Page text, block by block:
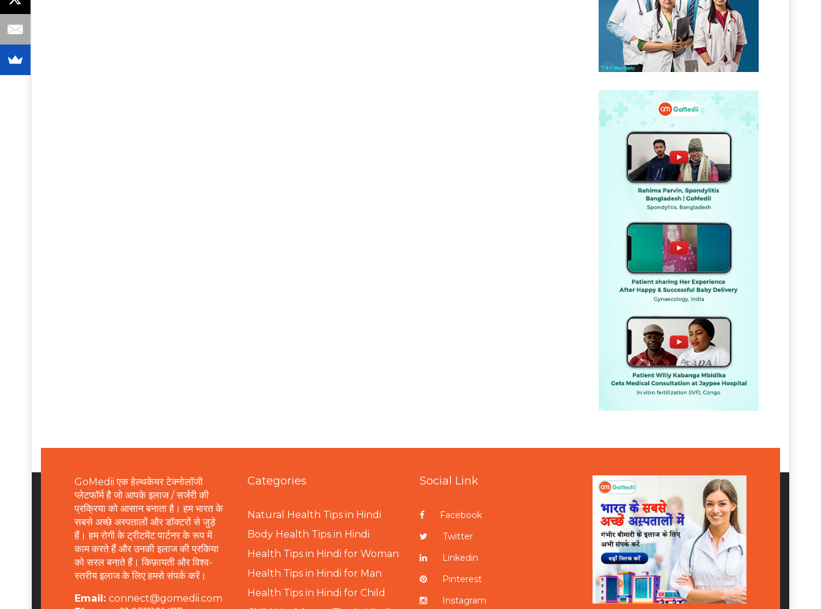
GoMedii एक हेल्थकेयर टेक्नोलॉजी
प्लेटफॉर्म है जो आपके इलाज / सर्जरी की
प्रक्रिया को आसान बनाता है। हम भारत के
सबसे अच्छे अस्पतालों और डॉक्टरों से जुड़े
हैं। हम रोगी के ट्रीटमेंट पार्टनर के रूप में
काम करते हैं और उनकी इलाज की प्रकिया
को सरल बनाते हैं। किफ़ायती और विश्व-
स्तरीय इलाज के लिए हमसे संपर्क करें।
Email: connect@gomedii.com
Categories
Natural Health Tips in Hindi
Body Health Tips in Hindi
Health Tips in Hindi for Woman
Health Tips in Hindi for Man
Health Tips in Hindi for Child
Social Link
Facebook
Twitter
Linkedin
Pinterest
Instagram